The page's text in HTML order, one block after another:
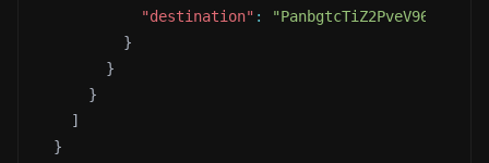
"destination" :
}
}
}
]
}